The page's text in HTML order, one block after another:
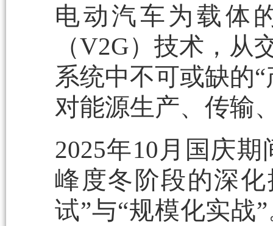
电动汽车为载体
（V2G）技术，从
系统中不可或缺的
对能源生产、传输
2025年10月国庆
峰度冬阶段的深
试”与“规模化实战